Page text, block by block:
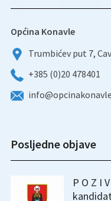
Općina Konavle
Trumbićev put 7,
+385 (0)20 478401
Posljedne objave
P O Z I